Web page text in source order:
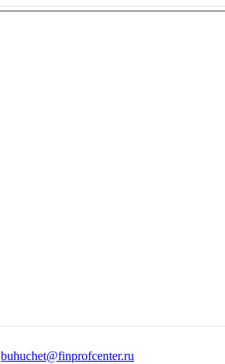
buhuchet@finprofcenter.ru